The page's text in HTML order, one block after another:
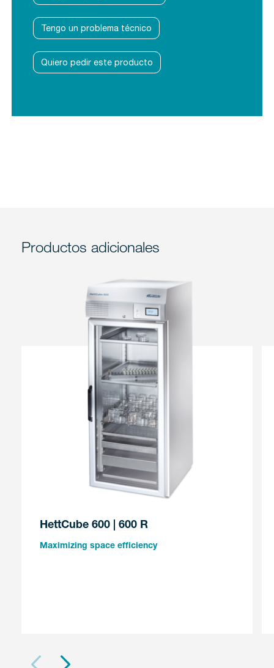
Tengo un problema técnico
Quiero pedir este producto
Productos adicionales
HettCube 600 | 600 R
Maximizing space efficiency